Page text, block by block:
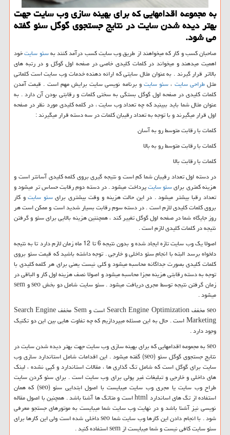
به مجموعه اقدامهایی که برای بهینه سازی وب سایت جهت
بهتر دیده شدن سایت در نتایج جستجوی گوگل سئو گفته
می شود.
صاحبان کسب و کار که میخواهند از طریق وب سایت کسب درآمد کنند بهسئو سایتخود
اهمیت میدهند و میخواند در کلمات کلیدی خاصی در صفحه اول گوگل و در رتبه های
بالاتر قرار گیرند . به عنوان مثال سایتی که ارائه دهنده خدمات وب سایت است کلماتی
مثلطراحی سایت ،سئو سایتو برنامه نویسی سایت برایش مهم است . قیمت آمدن
کلمات کلیدی در صفحه اول گوگل بستگی به سختی کلمات و رقابتی بودن آن دارد . به
عنوان مثال شما باید ببینید که چه تعداد وب سایت ، در کلمه کلیدی مورد نظر در صفحه
اول قرار میگیرند و با توجه به تعداد رقیبان کلمات در سه دسته قرار میگیرند :
کلمات با رقابت متوسط رو به آسان
کلمات با رقابت متوسط رو به بالا
کلمات با رقابت بالا
در دسته اول تعداد رقیبان شما کم است و نتیجه گیری بروی کلمه کلیدی آسانتر است و
هزینه کمتری برایسئو سایتپرداخت میشود . در دسته دوم رقابت حساس تر میشود و
تعداد رقبا بیشتر میشود . در این حالت هزینه و وقت بیشتری برایسئو سایتو کار
بروی کلمات کلیدی لازم است . در دسته سوم رقابت بسیار شدید است و ممکن است هر
روز جایگاه شما در صفحه اول گوگل تغییر کند ، همچننین هزینه بالایی برای سئو و گرفتن
نتیجه در کلمات کلیدی لازم است .
اصولا یک وب سایت تازه ایجاد شده و بدون نتیجه 6 تا 12 ماه زمان لازم دارد تا به نتیجه
دلخواه برسد البته با انجام سئو داخلی و خارجی . توجه داشته باشید که قیمت سئو بروی
کلمات کلیدی بصورت جداگانه محاسبه میشود و کلی نیست یعنی برای هر کلمه کلیدی با
توجه به دسته رقابتی هزینه مجزا محاسبه میشود و اصولا نصف هزینه اول کار و الباقی در
زمان گرفتن نتیجه توسط مجری دریافت میشود . سئو سایت شامل دو بخشseoوsem
میشود .
seoمخففSearch Engine Optimization است وSem مخففSearch Engine
Marketingاست . حال به این مسئله میپردازیم که چه تفاوت هایی بین این دو تکنیک
وجود دارد .
seoبه مجموعه اقدامهایی که برای بهینه سازی وب سایت جهت بهتر دیده شدن سایت در
نتایج جستجوی گوگل سئو (seo) گفته میشود . این اقدامات شامل استاندارد سازی وب
سایت برای گوگل است که شامل تگ گذاری ها ، مقالات استاندارد و کپی نشده ، لینک
های داخلی و خارجی و تبلیغات غیر پولی برای وب سایت است . برای سئو کردن سایت
طراح وب سایت یا مجری وب سایت میبایست با اصول ابتدایی سئو (seo) که همان
استفاده از تگ های اسانداردhtmlاست و متاتگ ها آشنا باشد . همچنین با اصول مقاله
نویسی نیز آشنا باشد و در نهایت وب سایت شما میبایست به موتورهای جستجو معرفی
شود . با انجام دادن این کارها وب سایت شماseoداخلی شده است ولی این کارها برای
سئو سایت کافی نیست و شما میبایست ازsemاستفاده کنید .